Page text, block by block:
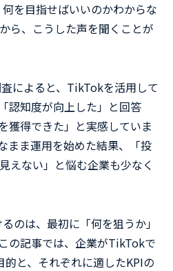
を目指せばいいのかわからな
ら、こうした声を聞くことが
によると、TikTokを活用して
認知度が向上した」と回答
獲得できた」と実感していま
まま運用を始めた結果、「投
えない」と悩む企業も少なく
のは、最初に「何を狙うか」
の記事では、企業がTikTokで
と、それぞれに適したKPIの